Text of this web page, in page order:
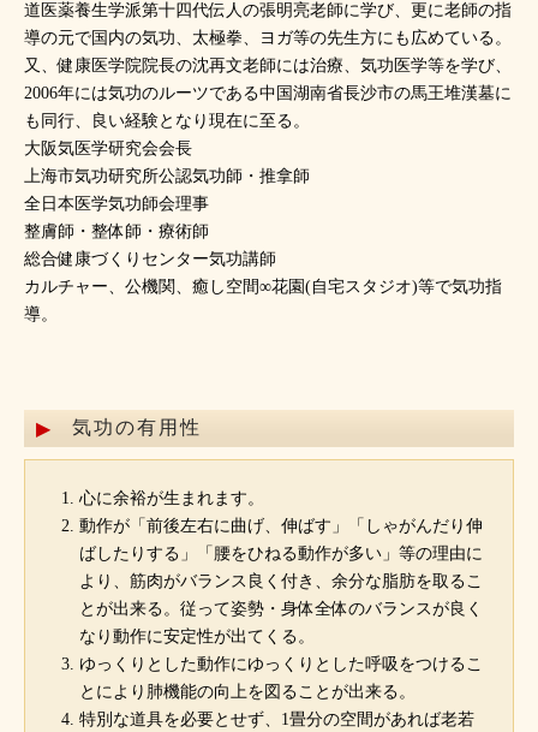
道医薬養生学派第十四代伝人の張明亮老師に学び、更に老師の指
導の元で国内の気功、太極拳、ヨガ等の先生方にも広めている。
又、健康医学院院長の沈再文老師には治療、気功医学等を学び、
2006年には気功のルーツである中国湖南省長沙市の馬王堆漢墓に
も同行、良い経験となり現在に至る。
大阪気医学研究会会長
上海市気功研究所公認気功師・推拿師
全日本医学気功師会理事
整膚師・整体師・療術師
総合健康づくりセンター気功講師
カルチャー、公機関、癒し空間∞花園(自宅スタジオ)等で気功指
導。
気功の有用性
心に余裕が生まれます。
動作が「前後左右に曲げ、伸ばす」「しゃがんだり伸
ばしたりする」「腰をひねる動作が多い」等の理由に
より、筋肉がバランス良く付き、余分な脂肪を取るこ
とが出来る。従って姿勢・身体全体のバランスが良く
なり動作に安定性が出てくる。
ゆっくりとした動作にゆっくりとした呼吸をつけるこ
とにより肺機能の向上を図ることが出来る。
特別な道具を必要とせず、1畳分の空間があれば老若